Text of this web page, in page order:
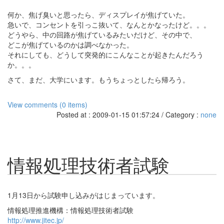
何か、焦げ臭いと思ったら、ディスプレイが焦げていた。
急いで、コンセントを引っこ抜いて、なんとかなったけど。。。
どうやら、中の回路が焦げているみたいだけど、その中で、
どこが焦げているのかは調べなかった。
それにしても、どうして突発的にこんなことが起きたんだろう
か。。。
さて、まだ、大学にいます。もうちょっとしたら帰ろう。
View comments (0 items)
Posted at : 2009-01-15 01:57:24 / Category : none
情報処理技術者試験
1月13日から試験申し込みがはじまっています。
情報処理推進機構：情報処理技術者試験
http://www.jitec.jp/